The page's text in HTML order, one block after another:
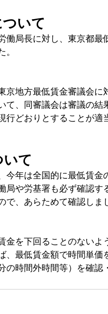
ついて
働局長に対し、東京都最
。
京地方最低賃金審議会
て、同審議会は審議の結
行どおりとすることが適
いて
今年は全国的に最低賃金
局や労基署も必ず確認す
、あらためて確認しま
金を下回ることのないよ
、最低賃金額で時間単
時間外時間等）を確認